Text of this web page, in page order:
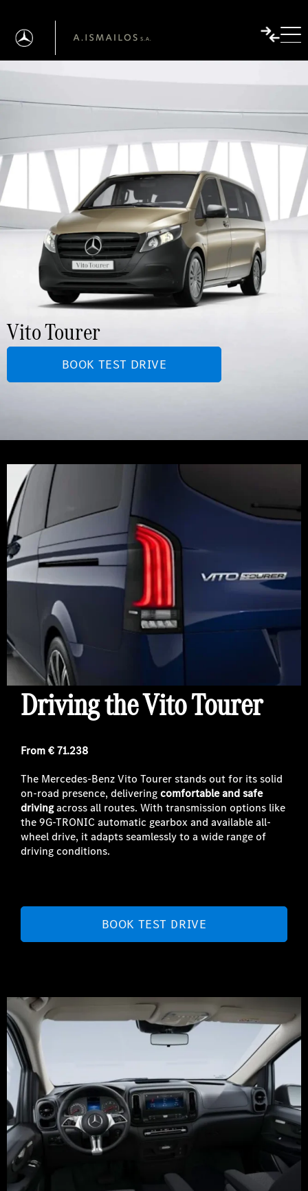
Vito Tourer
BOOK TEST DRIVE
Driving the Vito Tourer
From € 71.238
The Mercedes-Benz Vito Tourer stands out for its solid
on-road presence, deliveringcomfortable and safe
drivingacross all routes. With transmission options like
the 9G-TRONIC automatic gearbox and available all-
wheel drive, it adapts seamlessly to a wide range of
driving conditions.
BOOK TEST DRIVE